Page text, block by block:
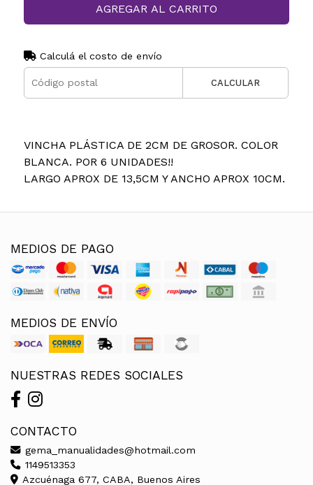
AGREGAR AL CARRITO
Calculá el costo de envío
CALCULAR
VINCHA PLÁSTICA DE 2CM DE GROSOR. COLOR
BLANCA. POR 6 UNIDADES!!
LARGO APROX DE 13,5CM Y ANCHO APROX 10CM.
MEDIOS DE PAGO
MEDIOS DE ENVÍO
NUESTRAS REDES SOCIALES
CONTACTO
gema_manualidades@hotmail.com
1149513353
Azcuénaga 677, CABA, Buenos Aires